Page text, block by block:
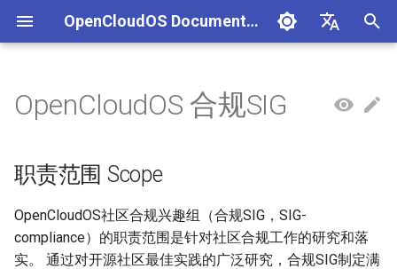
OpenCloudOS Documentation
English
化
搜
索
组织架构
社区准则
社区SIG
SIG总览
镜像源地址
OpenCloudOS 版本介绍
OpenCloudOS v8.8发行说明
OpenCloudOS v8.6发行说明
OpenCloudOS v9.0发行说明
OpenCloudOS Stream 23
行说明
OpenCloudOS 8 用户文档 快速入门
系统管理
内核更新
OpenCloudOS 9/Stream 用
户文档
OC9 快速入门
系统管理指南
网络管理指南
生态认证流程
软件兼容性测试指标
硬件兼容性测试指标
认证兼容列表
硬件兼容列表
开源软件兼容列表
CentOS停服背景与应对方案
CentOS8迁移到
OpenCloudOS8
CentOS7迁移到
OpenCloudOS8
安全事件处置说明
镜像签名验证指南
漏洞数据API文档
一、项目管理
二、用例管理
编写用例
导入用例
用例集
三、执行环境
新增节点
四、任务管理
创建任务
贡献须知
如何参与文档贡献
文档库贡献指南
如何参与代码贡献
OpenCloudOS Stream
内核开发指南
系统开发文档
OpenCloudOS 合规SIG
职责范围 Scope
OpenCloudOS社区合规兴趣组（合规SIG，SIG-
compliance）的职责范围是针对社区合规工作的研究和落
实。 通过对开源社区最佳实践的广泛研究，合规SIG制定满